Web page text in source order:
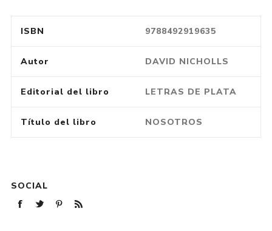
ISBN 9788492919635
Autor DAVID NICHOLLS
Editorial del libro LETRAS DE PLATA
Título del libro NOSOTROS
SOCIAL